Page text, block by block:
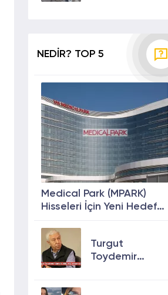
NEDİR? TOP 5
Medical Park (MPARK)
Hisseleri İçin Yeni Hedef
Potansiyeli
Turgut
Toydemir